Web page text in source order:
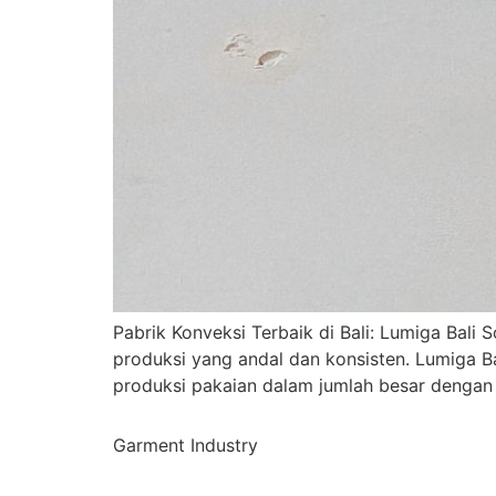
Pabrik Konveksi Terbaik di Bali: Lumiga Bali
produksi yang andal dan konsisten. Lumiga
produksi pakaian dalam jumlah besar
Garment Industry